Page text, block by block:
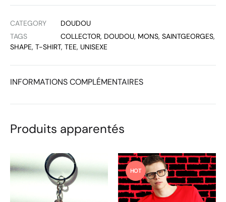
CATEGORY
DOUDOU
TAGS
COLLECTOR, DOUDOU, MONS, SAINTGEORGES,
SHAPE, T-SHIRT, TEE, UNISEXE
INFORMATIONS COMPLÉMENTAIRES
Produits apparentés
HOT